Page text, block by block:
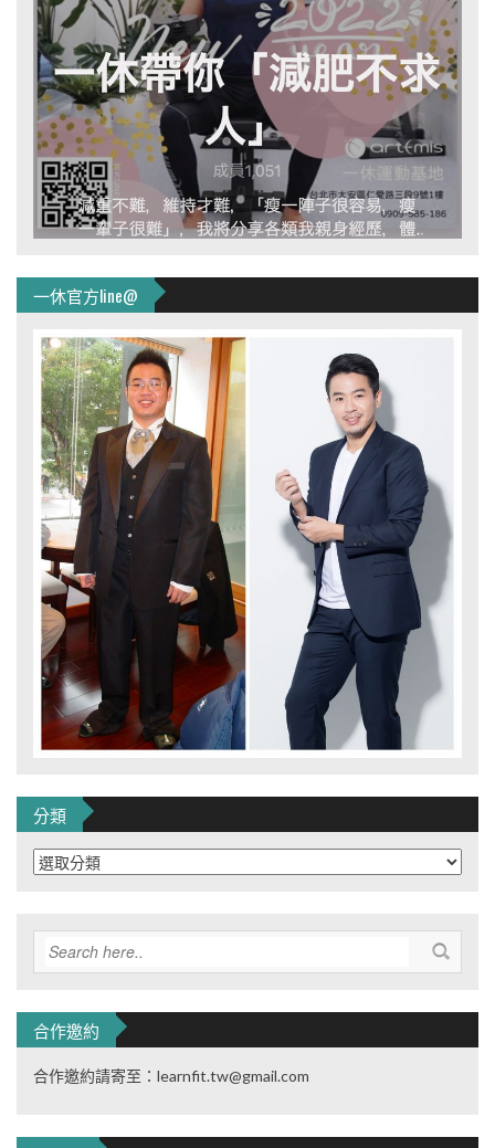
一休官方line@
分類
分
類
合作邀約
合作邀約請寄至：learnfit.tw@gmail.com